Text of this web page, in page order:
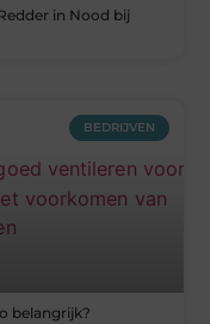
in Nood bij
BEDRIJVEN
belangrijk?